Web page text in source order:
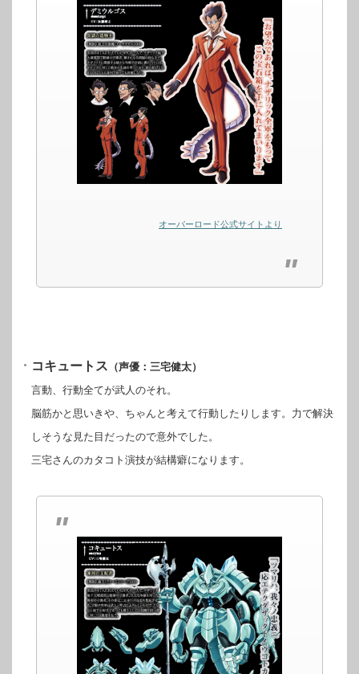
オーバーロード公式サイトより
コキュートス （声優：三宅健太）
言動、行動全てが武人のそれ。
脳筋かと思いきや、ちゃんと考えて行動したりします。力で解決
しそうな見た目だったので意外でした。
三宅さんのカタコト演技が結構癖になります。